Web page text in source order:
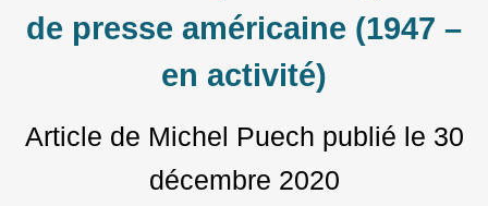
de presse américaine (1947 –
en activité)
Article de Michel Puech publié le 30
décembre 2020